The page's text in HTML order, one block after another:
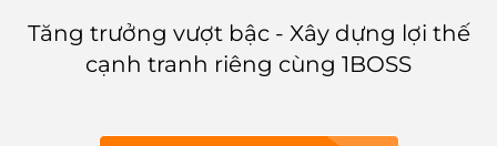
Tăng trưởng vượt bậc - Xây dựng lợi thế
cạnh tranh riêng cùng 1BOSS